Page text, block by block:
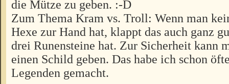
die Mütze zu geben. :-D
Zum Thema Kram vs. Troll: Wenn man
Hexe zur Hand hat, klappt das auch ganz
drei Runensteine hat. Zur Sicherheit kann
einen Schild geben. Das habe ich schon
Legenden gemacht.